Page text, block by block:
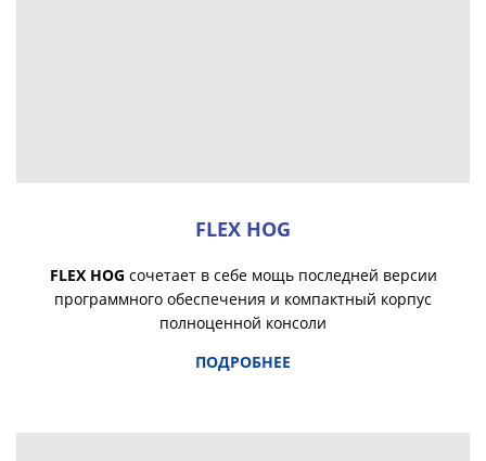
FLEX HOG
FLEX HOG сочетает в себе мощь последней версии
программного обеспечения и компактный корпус
полноценной консоли
ПОДРОБНЕЕ